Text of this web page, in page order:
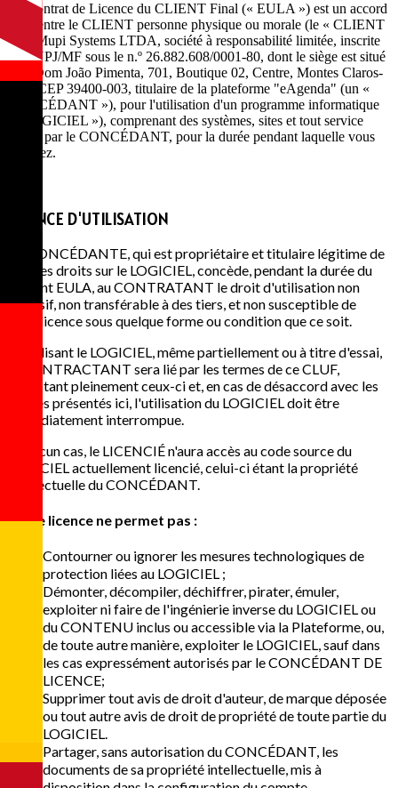
Ce Contrat de Licence du CLIENT Final (« EULA ») est un accord
légal entre le CLIENT personne physique ou morale (le « CLIENT
») et Mupi Systems LTDA, société à responsabilité limitée, inscrite
au CNPJ/MF sous le n.º 26.882.608/0001-80, dont le siège est situé
Rua Dom João Pimenta, 701, Boutique 02, Centre, Montes Claros-
MG, CEP 39400-003, titulaire de la plateforme "eAgenda" (un «
CONCÉDANT »), pour l'utilisation d'un programme informatique
(« LOGICIEL »), comprenant des systèmes, sites et tout service
fourni par le CONCÉDANT, pour la durée pendant laquelle vous
l'utilisez.
LICENCE D'UTILISATION
LA CONCÉDANTE, qui est propriétaire et titulaire légitime de
tous les droits sur le LOGICIEL, concède, pendant la durée du
présent EULA, au CONTRATANT le droit d'utilisation non
exclusif, non transférable à des tiers, et non susceptible de
sous-licence sous quelque forme ou condition que ce soit.
En utilisant le LOGICIEL, même partiellement ou à titre d'essai,
le CONTRACTANT sera lié par les termes de ce CLUF,
acceptant pleinement ceux-ci et, en cas de désaccord avec les
termes présentés ici, l'utilisation du LOGICIEL doit être
immédiatement interrompue.
En aucun cas, le LICENCIÉ n'aura accès au code source du
LOGICIEL actuellement licencié, celui-ci étant la propriété
intellectuelle du CONCÉDANT.
Cette licence ne permet pas :
Contourner ou ignorer les mesures technologiques de
protection liées au LOGICIEL ;
Démonter, décompiler, déchiffrer, pirater, émuler,
exploiter ni faire de l'ingénierie inverse du LOGICIEL ou
du CONTENU inclus ou accessible via la Plateforme, ou,
de toute autre manière, exploiter le LOGICIEL, sauf dans
les cas expressément autorisés par le CONCÉDANT DE
LICENCE;
Supprimer tout avis de droit d'auteur, de marque déposée
ou tout autre avis de droit de propriété de toute partie du
LOGICIEL.
Partager, sans autorisation du CONCÉDANT, les
documents de sa propriété intellectuelle, mis à